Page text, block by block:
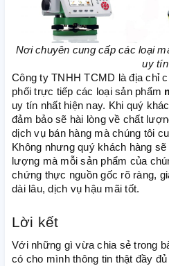
Nơi chuyên cung cấp các loại
uy tín
Công ty TNHH TCMD là địa chỉ
phối trực tiếp các loại sản phẩm
uy tín nhất hiện nay. Khi quý
đảm bảo sẽ hài lòng về chất
dịch vụ bán hàng mà chúng tôi
Không nhưng quý khách hàng
lượng mà mỗi sản phẩm của
chứng thực nguồn gốc rõ ràng,
dài lâu, dịch vụ hậu mãi tốt.
Lời kết
Với những gì vừa chia sẻ trong
có cho mình thông tin thật đầy